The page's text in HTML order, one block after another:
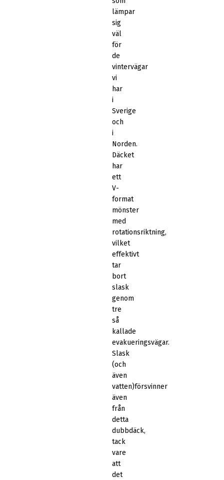
lämpar
sig
väl
för
de
vintervägar
vi
har
i
Sverige
och
i
Norden.
Däcket
har
ett
V-
format
mönster
med
rotationsriktning,
vilket
effektivt
tar
bort
slask
genom
tre
så
kallade
evakueringsvägar.
Slask
(och
även
vatten)försvinner
även
från
detta
dubbdäck,
tack
vare
att
det